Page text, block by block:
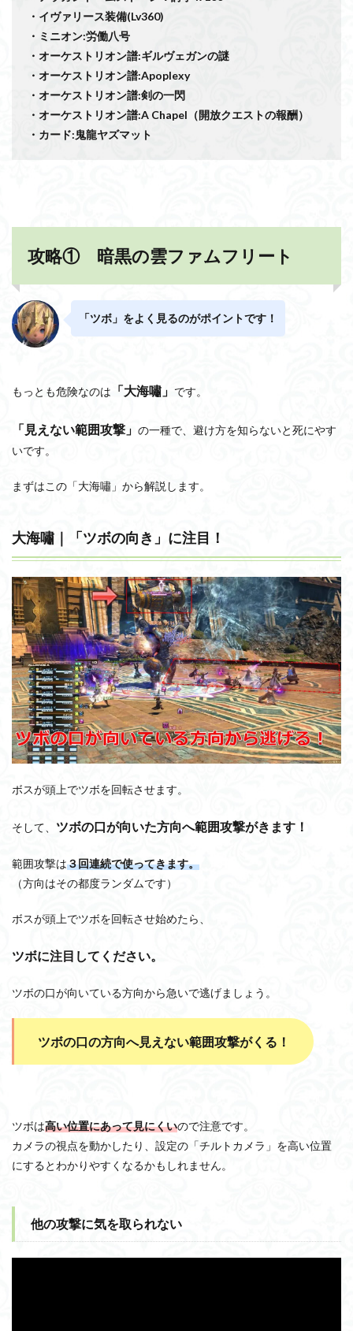
・イヴァリース装備(Lv360)
・ミニオン:労働八号
・オーケストリオン譜:ギルヴェガンの謎
・オーケストリオン譜:Apoplexy
・オーケストリオン譜:剣の一閃
・オーケストリオン譜:A Chapel（開放クエストの報酬）
・カード:鬼龍ヤズマット
攻略① 暗黒の雲ファムフリート
「ツボ」をよく見るのがポイントです！
もっとも危険なのは 「大海嘯」 です。
「見えない範囲攻撃」 の一種で、避け方を知らないと死にやす
いです。
まずはこの「大海嘯」から解説します。
大海嘯｜「ツボの向き」に注目！
ボスが頭上でツボを回転させます。
そして、 ツボの口が向いた方向へ範囲攻撃がきます！
範囲攻撃は３回連続で使ってきます。
（方向はその都度ランダムです）
ボスが頭上でツボを回転させ始めたら、
ツボに注目してください。
ツボの口が向いている方向から急いで逃げましょう。
ツボの口の方向へ見えない範囲攻撃がくる！
ツボは高い位置にあって見にくいので注意です。
カメラの視点を動かしたり、設定の「チルトカメラ」を高い位置
にするとわかりやすくなるかもしれません。
他の攻撃に気を取られない